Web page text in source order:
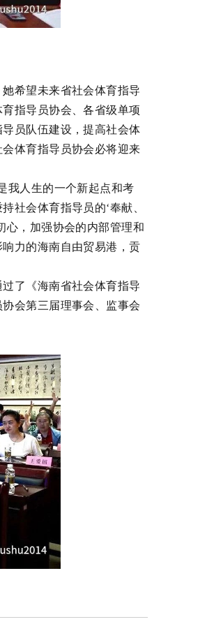
希望未来省社会体育指导
指导员协会、各省级单项
员队伍建设，提高社会体
体育指导员协会必将迎来
我人生的一个新起点和考
社会体育指导员的‘奉献、
心，加强协会的内部管理和
力的海南自由贸易港，贡
了《海南省社会体育指导
会第三届理事会、监事会